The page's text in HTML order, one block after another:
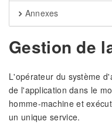
Annexes
Gestion de
L'opérateur du système
de l'application dans le
homme-machine et
un unique service.